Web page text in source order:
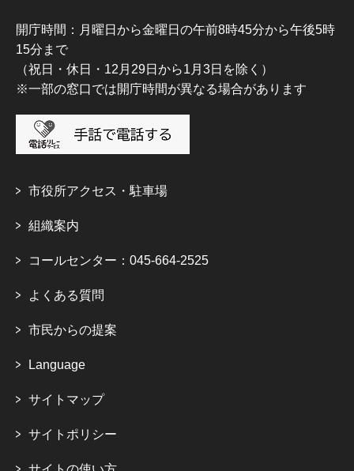
開庁時間：月曜日から金曜日の午前8時45分から午後5時
15分まで
（祝日・休日・12月29日から1月3日を除く）
※一部の窓口では開庁時間が異なる場合があります
市役所アクセス・駐車場
組織案内
コールセンター：045-664-2525
よくある質問
市民からの提案
Language
サイトマップ
サイトポリシー